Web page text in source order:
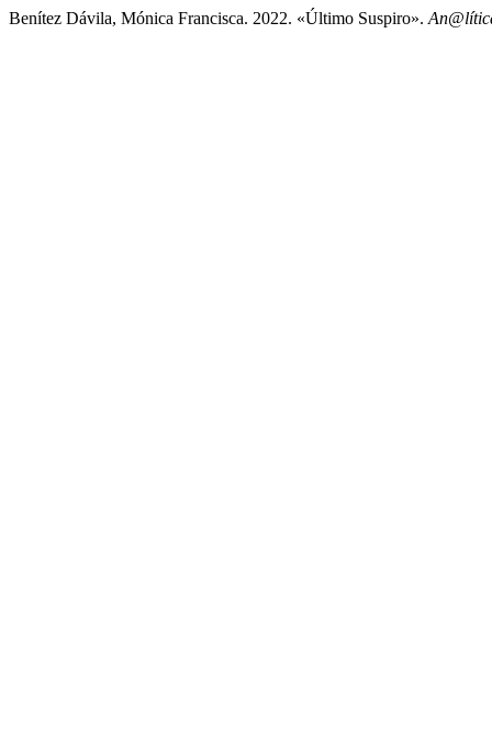
Benítez Dávila, Mónica Francisca. 2022. «Último Suspiro».